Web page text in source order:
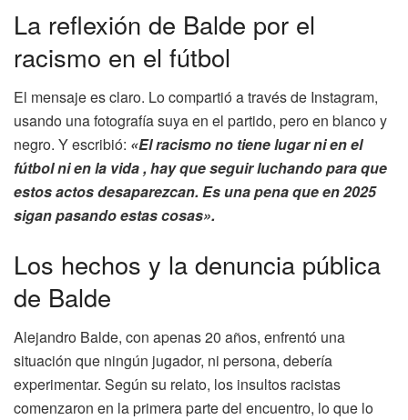
La reflexión de Balde por el
racismo en el fútbol
El mensaje es claro. Lo compartió a través de Instagram,
usando una fotografía suya en el partido, pero en blanco y
negro. Y escribió: «El racismo no tiene lugar ni en el
fútbol ni en la vida , hay que seguir luchando para que
estos actos desaparezcan. Es una pena que en 2025
sigan pasando estas cosas».
Los hechos y la denuncia pública
de Balde
Alejandro Balde, con apenas 20 años, enfrentó una
situación que ningún jugador, ni persona, debería
experimentar. Según su relato, los insultos racistas
comenzaron en la primera parte del encuentro, lo que lo